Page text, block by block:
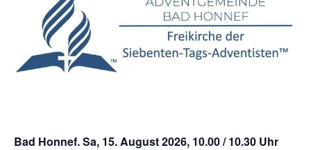
Bad Honnef. Sa, 15. August 2026, 10.00 / 10.30 Uhr